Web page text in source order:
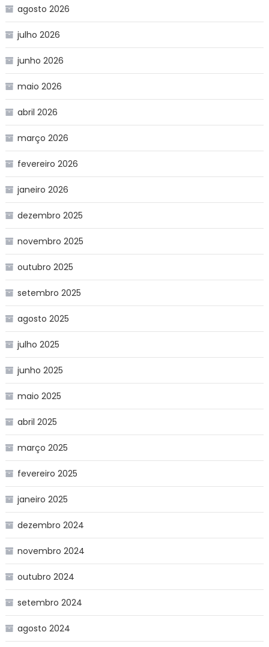
agosto 2026
julho 2026
junho 2026
maio 2026
abril 2026
março 2026
fevereiro 2026
janeiro 2026
dezembro 2025
novembro 2025
outubro 2025
setembro 2025
agosto 2025
julho 2025
junho 2025
maio 2025
abril 2025
março 2025
fevereiro 2025
janeiro 2025
dezembro 2024
novembro 2024
outubro 2024
setembro 2024
agosto 2024